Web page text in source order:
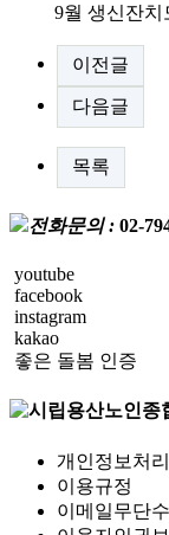
9월 생신잔치
이전글
다음글
목록
전화문의 : 02-
youtube
facebook
instagram
kakao
좋은 돌봄 인증
개인정보처
이용규정
이메일무단